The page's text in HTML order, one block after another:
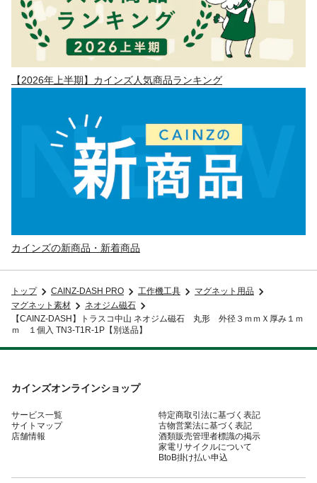
【2026年上半期】カインズ人気商品ランキング
カインズの新商品・新着商品
トップ CAINZ-DASH PRO 工作機工具
マグネット用品
マグネット素材
ネオジム磁石
【CAINZ-DASH】トラスコ中山 ネオジム磁石 丸形 外径３ｍｍＸ厚み１ｍ
ｍ １個入 TN3-T1R-1P【別送品】
カインズオンラインショップ
サービス一覧
サイトマップ
店舗情報
特定商取引法に基づく表記
古物営業法に基づく表記
酒類販売管理者標識の掲示
家電リサイクルについて
BtoB掛け払い申込